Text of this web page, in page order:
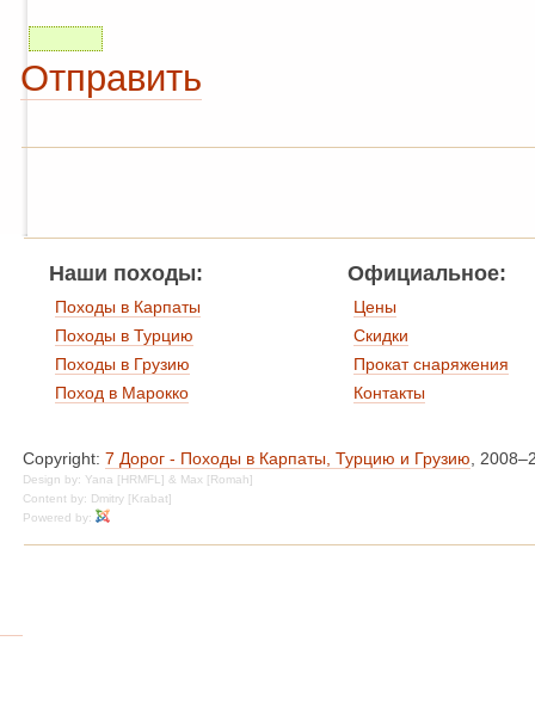
Отправить
Наши походы:
Походы в Карпаты
Походы в Турцию
Походы в Грузию
Поход в Марокко
Официальное:
Цены
Скидки
Прокат снаряжения
Контакты
Copyright: 7 Дорог - Походы в Карпаты, Турцию и Грузию,
Design by: Yana [HRMFL] & Max [Romah]
Content by: Dmitry [Krabat]
Powered by: